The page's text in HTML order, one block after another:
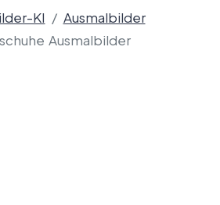
KI
Ausmalbilder
Ausmalbilder